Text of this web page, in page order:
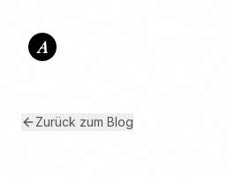
A
Zurück zum Blog